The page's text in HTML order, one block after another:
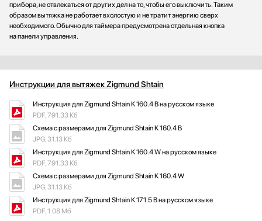
прибора, не отвлекаться от других дел на то, чтобы его выключить. Таким
образом вытяжка не работает вхолостую и не тратит энергию сверх
необходимого. Обычно для таймера предусмотрена отдельная кнопка
на панели управления.
Инструкции для вытяжек Zigmund Shtain
Инструкция для Zigmund Shtain K 160.4 B на русском языке
PDF, 791.33 Кб
Схема с размерами для Zigmund Shtain K 160.4 B
JPG, 31.13 Кб
Инструкция для Zigmund Shtain K 160.4 W на русском языке
PDF, 791.33 Кб
Схема с размерами для Zigmund Shtain K 160.4 W
JPG, 31.13 Кб
Инструкция для Zigmund Shtain K 171.5 B на русском языке
PDF, 1.08 Мб